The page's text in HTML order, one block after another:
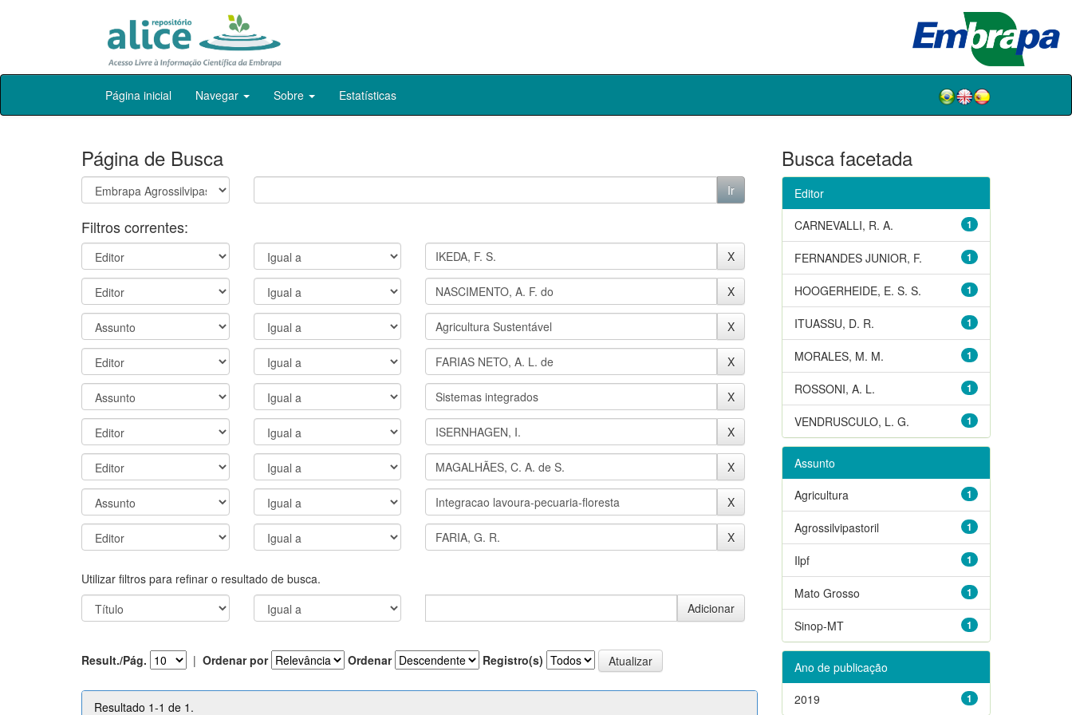
Skip
Página inicial Navegar Sobre Estatísticas
Página de Busca
Filtros correntes:
Utilizar filtros para refinar o resultado de busca.
Result./Pág. | Ordenar por Ordenar Registro(s)
Resultado 1-1 de 1.
Busca facetada
Editor
1
CARNEVALLI, R. A.
1
FERNANDES JUNIOR, F.
1
HOOGERHEIDE, E. S. S.
1
ITUASSU, D. R.
1
MORALES, M. M.
1
ROSSONI, A. L.
1
VENDRUSCULO, L. G.
Assunto
1
Agricultura
1
Agrossilvipastoril
1
Ilpf
1
Mato Grosso
1
Sinop-MT
Ano de publicação
1
2019